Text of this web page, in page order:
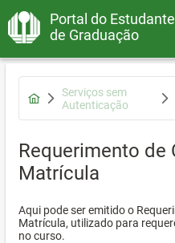
Portal do Estudante
de Graduação
Serviços sem
Autenticação
Requerimento de
Matrícula
Aqui pode ser emitido o
Matrícula, utilizado para
no curso.